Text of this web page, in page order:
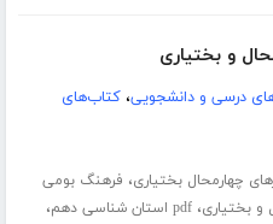
و بختیاری
درسی و دانشجویی،کتاب‌های
چهارمحال بختیاری، فرهنگ بومی
و بختیاری،pdf استان شناسی دهم ،